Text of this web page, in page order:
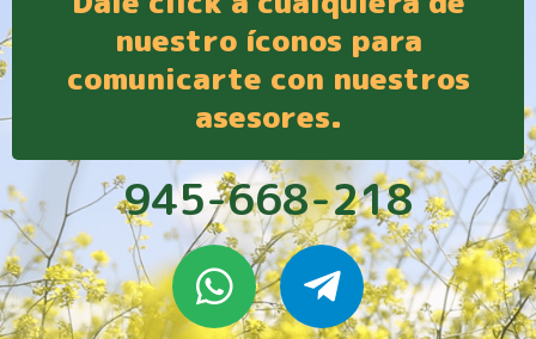
nuestro íconos para
comunicarte con nuestros
asesores.
945-668-218